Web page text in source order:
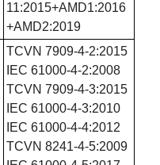
11:2015+AMD1:2016
+AMD2:2019
TCVN 7909-4-2:2015
IEC 61000-4-2:2008
TCVN 7909-4-3:2015
IEC 61000-4-3:2010
IEC 61000-4-4:2012
TCVN 8241-4-5:2009